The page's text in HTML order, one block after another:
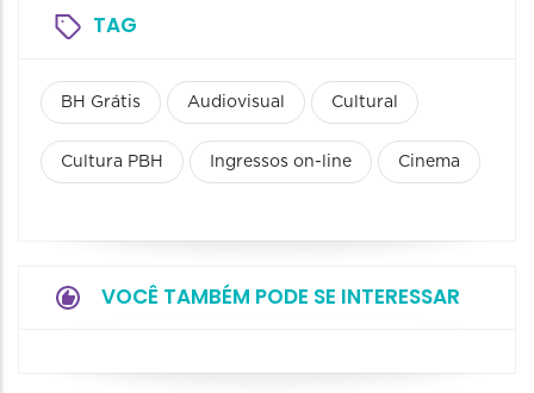
TAG
BH Grátis Audiovisual Cultural
Cultura PBH Ingressos on-line Cinema
VOCÊ TAMBÉM PODE SE INTERESSAR